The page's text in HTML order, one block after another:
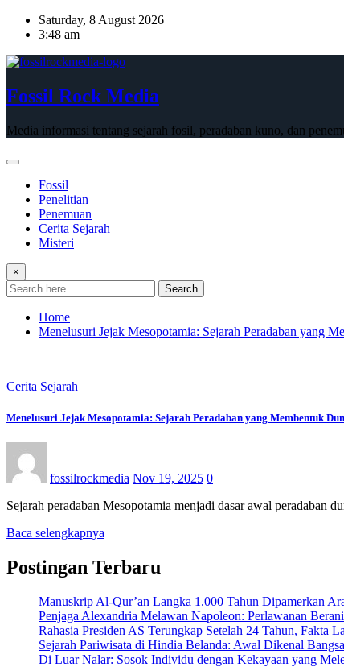
Skip
Saturday, 8 August 2026
3:48 am
Fossil Rock Media
Media informasi tentang sejarah fosil, peradaban kuno, dan
Fossil
Penelitian
Penemuan
Cerita Sejarah
Misteri
×
Search
Home
Menelusuri Jejak Mesopotamia: Sejarah Peradaban yang
Cerita Sejarah
Menelusuri Jejak Mesopotamia: Sejarah Peradaban yang Membentuk
fossilrockmedia Nov 19, 2025 0
Sejarah peradaban Mesopotamia menjadi dasar awal peradaban
Baca selengkapnya
Postingan Terbaru
Manuskrip Al-Qur’an Langka 1.000 Tahun Dipamerkan
Penjaga Alexandria Melawan Napoleon: Perlawanan
Rahasia Presiden AS Terungkap Setelah 24 Tahun, Fakta
Sejarah Pariwisata di Hindia Belanda: Awal Dikenal
Di Luar Nalar: Sosok Individu dengan Kekayaan yang